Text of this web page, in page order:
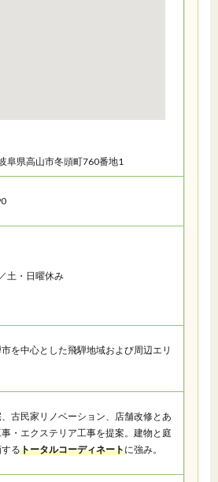
阜県高山市冬頭町760番地1
土・日曜休み
を中心とした飛騨地域および周辺エリ
古民家リノベーション、店舗改修とあ
・エクステリア工事を提案。建物と庭
るトータルコーディネートに強み。